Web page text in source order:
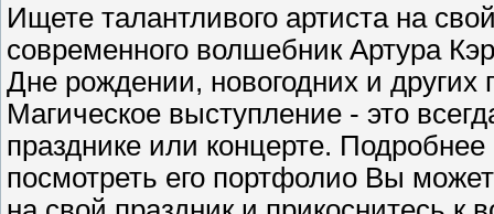
Ищете талантливого артиста на
современного волшебник Артура
Дне рождении, новогодних и других
Магическое выступление - это
празднике или концерте.
посмотреть его портфолио Вы